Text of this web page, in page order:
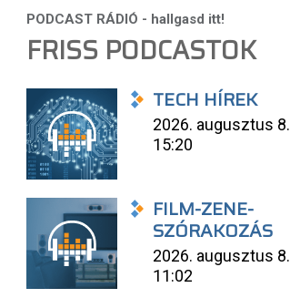
FRISS PODCASTOK
TECH HÍREK
2026. augusztus 8.
15:20
FILM-ZENE-
SZÓRAKOZÁS
2026. augusztus 8.
11:02